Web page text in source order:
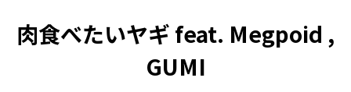
肉食べたいヤギ feat. Megpoid ,
GUMI